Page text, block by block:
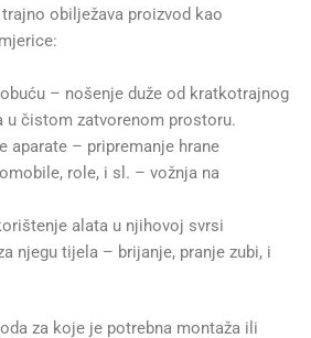
obilježava proizvod kao
– nošenje duže od kratkotrajnog
u čistom zatvorenom prostoru.
aparate – pripremanje hrane
role, i sl. – vožnja na
alata u njihovoj svrsi
njegu tijela – brijanje, pranje zubi, i
za koje je potrebna montaža ili